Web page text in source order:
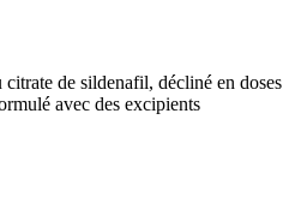
de sildenafil, décliné en doses
avec des excipients